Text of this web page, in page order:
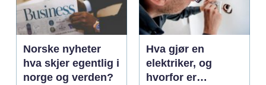
Norske nyheter
hva skjer egentlig i
norge og verden?
Hva gjør en
elektriker, og
hvorfor er